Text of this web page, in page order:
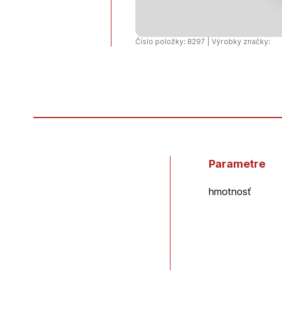
Číslo položky: 8297 | Výrobky značky:
Parametre
hmotnosť